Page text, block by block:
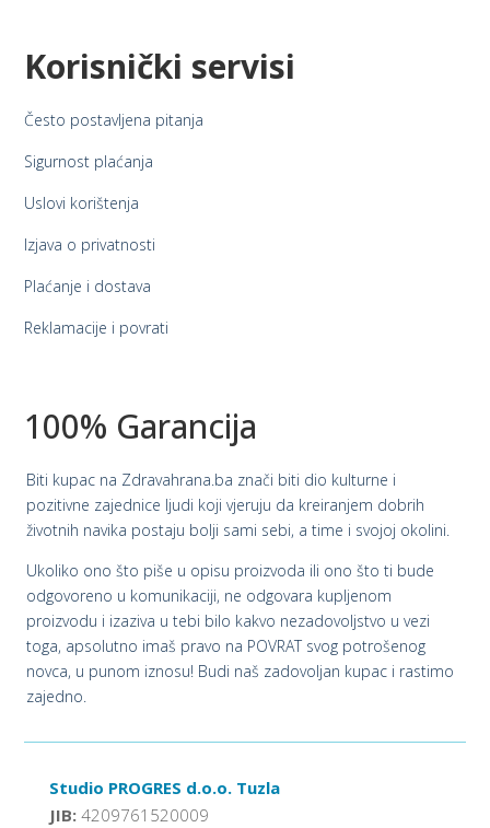
Korisnički servisi
Često postavljena pitanja
Sigurnost plaćanja
Uslovi korištenja
Izjava o privatnosti
Plaćanje i dostava
Reklamacije i povrati
100% Garancija
Biti kupac na Zdravahrana.ba znači biti dio kulturne i
pozitivne zajednice ljudi koji vjeruju da kreiranjem dobrih
životnih navika postaju bolji sami sebi, a time i svojoj okolini.
Ukoliko ono što piše u opisu proizvoda ili ono što ti bude
odgovoreno u komunikaciji, ne odgovara kupljenom
proizvodu i izaziva u tebi bilo kakvo nezadovoljstvo u vezi
toga, apsolutno imaš pravo na POVRAT svog potrošenog
novca, u punom iznosu! Budi naš zadovoljan kupac i rastimo
zajedno.
Studio PROGRES d.o.o. Tuzla
JIB:4209761520009